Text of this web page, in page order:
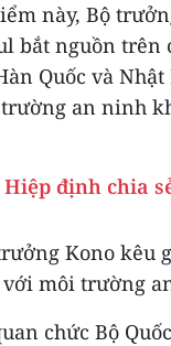
này, Bộ
bắt nguồn
Quốc và
an ninh
định chia
Kono kêu
môi trường
chức Bộ